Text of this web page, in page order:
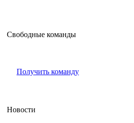
Свободные команды
Получить команду
Новости